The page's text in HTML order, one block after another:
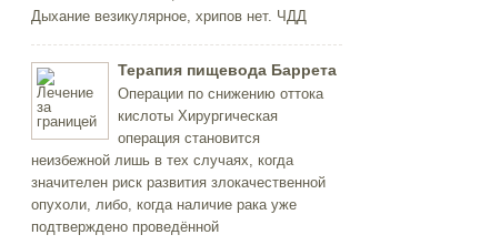
Дыхание везикулярное, хрипов нет. ЧДД
Терапия пищевода Баррета
Операции по снижению оттока
кислоты Хирургическая
операция становится
неизбежной лишь в тех случаях, когда
значителен риск развития злокачественной
опухоли, либо, когда наличие рака уже
подтверждено проведённой